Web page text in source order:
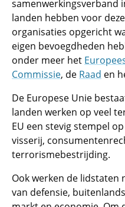
samenwerkingsverband
landen hebben voor
organisaties opgericht
eigen bevoegdheden
onder meer het
Commissie, de Raad en
De Europese Unie
landen werken op veel
EU een stevig stempel
visserij,
terrorismebestrijding.
Ook werken de lidstaten
van defensie,